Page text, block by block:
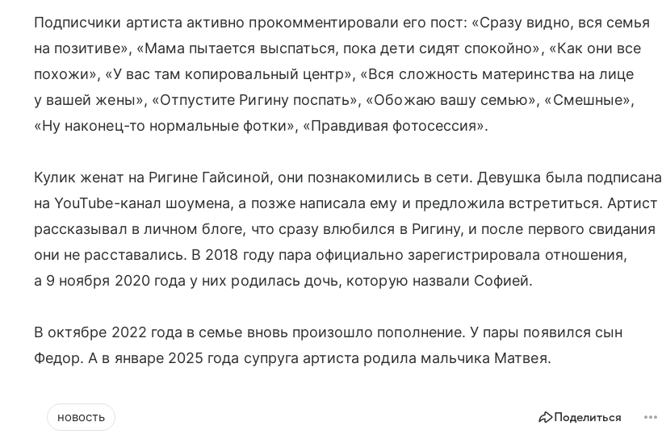
Подписчики артиста активно прокомментировали его пост: «Сразу видно, вся семья
на позитиве», «Мама пытается выспаться, пока дети сидят спокойно», «Как они все
похожи», «У вас там копировальный центр», «Вся сложность материнства на лице
у вашей жены», «Отпустите Ригину поспать», «Обожаю вашу семью», «Смешные»,
«Ну наконец-то нормальные фотки», «Правдивая фотосессия».
Кулик женат на Ригине Гайсиной, они познакомились в сети. Девушка была подписана
на YouTube-канал шоумена, а позже написала ему и предложила встретиться. Артист
рассказывал в личном блоге, что сразу влюбился в Ригину, и после первого свидания
они не расставались. В 2018 году пара официально зарегистрировала отношения,
а 9 ноября 2020 года у них родилась дочь, которую назвали Софией.
В октябре 2022 года в семье вновь произошло пополнение. У пары появился сын
Федор. А в январе 2025 года супруга артиста родила мальчика Матвея.
новость Поделиться